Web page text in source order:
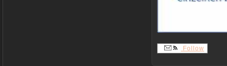
Follow